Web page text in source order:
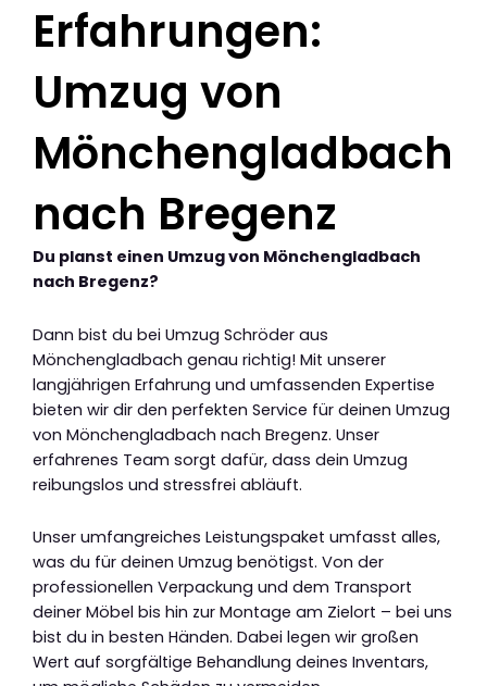
Erfahrungen:
Umzug von
Mönchengladbach
nach Bregenz
Du planst einen Umzug von Mönchengladbach
nach Bregenz?
Dann bist du bei Umzug Schröder aus
Mönchengladbach genau richtig! Mit unserer
langjährigen Erfahrung und umfassenden Expertise
bieten wir dir den perfekten Service für deinen Umzug
von Mönchengladbach nach Bregenz. Unser
erfahrenes Team sorgt dafür, dass dein Umzug
reibungslos und stressfrei abläuft.
Unser umfangreiches Leistungspaket umfasst alles,
was du für deinen Umzug benötigst. Von der
professionellen Verpackung und dem Transport
deiner Möbel bis hin zur Montage am Zielort – bei uns
bist du in besten Händen. Dabei legen wir großen
Wert auf sorgfältige Behandlung deines Inventars,